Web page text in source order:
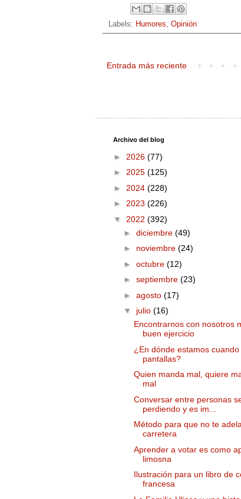
Labels: Humores, Opinión
Entrada más reciente
Archivo del blog
► 2026 (77)
► 2025 (125)
► 2024 (228)
► 2023 (226)
▼ 2022 (392)
► diciembre (49)
► noviembre (24)
► octubre (12)
► septiembre (23)
► agosto (17)
▼ julio (16)
Encontrarnos con nosotros
buen ejercicio
¿En dónde estamos
pantallas?
Quien manda mal, quiere
mal
Conversar entre personas
perdiendo y es im...
Método para que no te
carretera
Aprender a votar es como
limosna
Ilustración para un libro de
francesa